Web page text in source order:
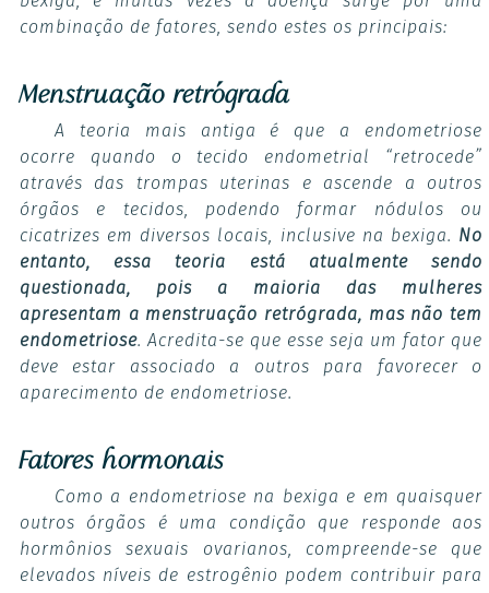
combinação de fatores, sendo estes os principais:
Menstruação retrógrada
A teoria mais antiga é que a endometriose
ocorre quando o tecido endometrial “retrocede”
através das trompas uterinas e ascende a outros
órgãos e tecidos, podendo formar nódulos ou
cicatrizes em diversos locais, inclusive na bexiga. No
entanto, essa teoria está atualmente sendo
questionada, pois a maioria das mulheres
apresentam a menstruação retrógrada, mas não tem
endometriose. Acredita-se que esse seja um fator que
deve estar associado a outros para favorecer o
aparecimento de endometriose.
Fatores hormonais
Como a endometriose na bexiga e em quaisquer
outros órgãos é uma condição que responde aos
hormônios sexuais ovarianos, compreende-se que
elevados níveis de estrogênio podem contribuir para